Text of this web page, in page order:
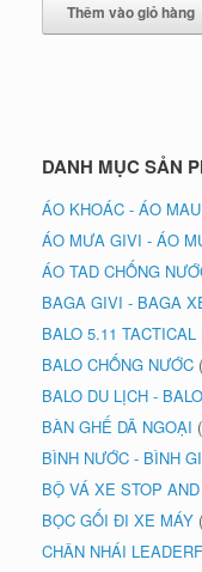
Thêm vào giỏ hàng
DANH MỤC SẢN
ÁO KHOÁC - ÁO
ÁO MƯA GIVI - ÁO
ÁO TAD CHỐNG
BAGA GIVI - BAGA
BALO 5.11 TACTICAL
BALO CHỐNG NƯỚC
BALO DU LỊCH -
BÀN GHẾ DÃ NGOẠI
BÌNH NƯỚC - BÌNH
BỘ VÁ XE STOP
BỌC GỐI ĐI XE MÁY
CHÂN NHÁI